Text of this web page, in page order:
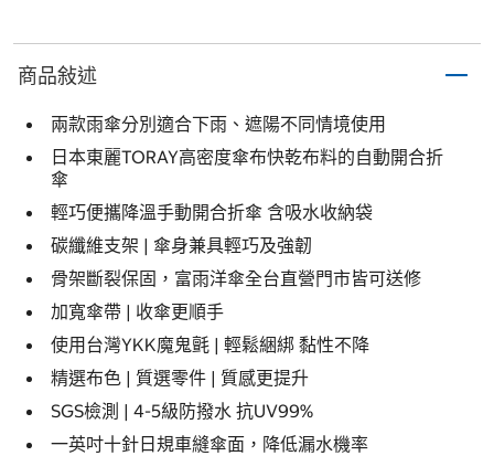
商品敍述
兩款雨傘分別適合下雨、遮陽不同情境使用
日本東麗TORAY高密度傘布快乾布料的自動開合折
傘
輕巧便攜降溫手動開合折傘 含吸水收納袋
碳纖維支架 | 傘身兼具輕巧及強韌
骨架斷裂保固，富雨洋傘全台直營門市皆可送修
加寬傘帶 | 收傘更順手
使用台灣YKK魔鬼氈 | 輕鬆綑綁 黏性不降
精選布色 | 質選零件 | 質感更提升
SGS檢測 | 4-5級防撥水 抗UV99%
一英吋十針日規車縫傘面，降低漏水機率